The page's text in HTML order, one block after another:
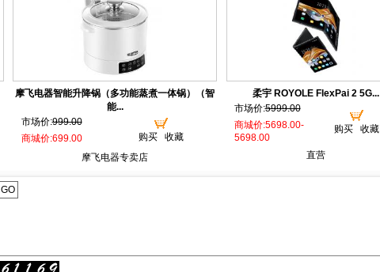
摩飞电器智能升降锅（多功能蒸煮一体锅）（智
能...
市场价:999.00
购买
收藏
商城价:699.00
摩飞电器专卖店
柔宇 ROYOLE FlexPai 2 5G...
市场价:5999.00
购买
收藏
商城价:5698.00-
5698.00
直营
GO